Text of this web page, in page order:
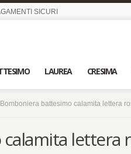
SICURI
LAUREA CRESIMA
Bomboniera battesimo calamita lettera
lettera